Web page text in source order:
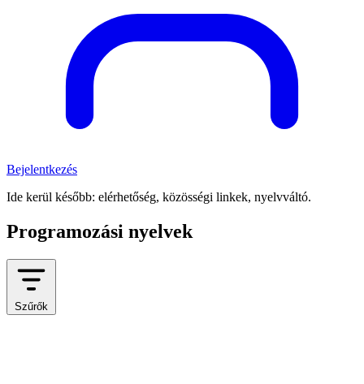
Bejelentkezés
Ide kerül később: elérhetőség, közösségi linkek, nyelvváltó.
Programozási nyelvek
Szűrők